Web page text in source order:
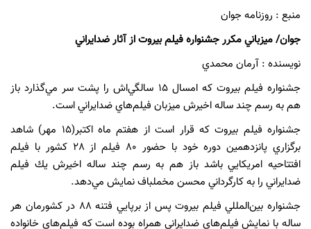
منبع : روزنامه جوان
جوان/ ميزباني مكرر جشنواره فيلم بيروت از آثار ضدايراني
نویسنده : آرمان محمدي
جشنواره فيلم بيروت كه امسال 15 سالگي‌اش را پشت سر مي‌گذارد باز
هم به رسم چند ساله اخيرش ميزبان فيلم‌هاي ضدايراني است.
جشنواره فيلم بيروت كه قرار است از هفتم ماه اكتبر(15 مهر) شاهد
برگزاري پانزدهمين دوره خود با حضور 80 فيلم از 28 كشور با فيلم
افتتاحيه امريكايي باشد باز هم به رسم چند ساله اخيرش يك فيلم
ضدايراني را به كارگرداني محسن مخملباف نمايش مي‌دهد.
جشنواره بين‌المللي فيلم بيروت پس از برپايي فتنه 88 در كشورمان هر
ساله با نمايش فيلم‌هاي ضدايراني همراه بوده است كه فيلم‌هاي خانواده